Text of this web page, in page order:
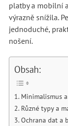
platby a mobilní
výrazně snížila.
jednoduché,
nošení.
Obsah:
Minimalismus
Různé typy a
Ochrana dat a